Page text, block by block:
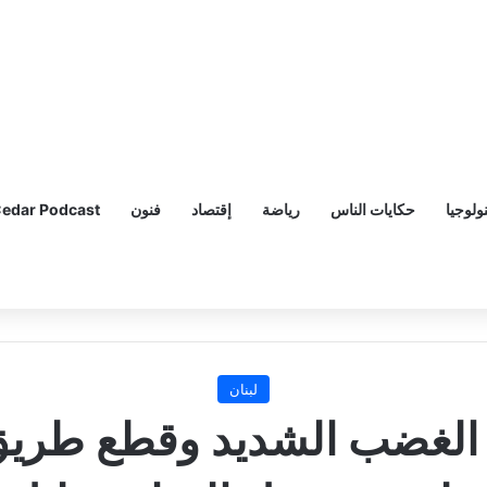
حكايات الناس رياضة إقتصاد فنون Podcast
لبنان
الغضب الشديد وقطع